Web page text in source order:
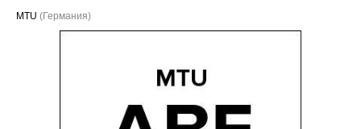
MTU (Германия)